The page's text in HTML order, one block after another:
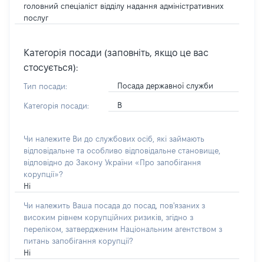
головний спеціаліст відділу надання адміністративних
послуг
Категорія посади (заповніть, якщо це вас
стосується):
Тип посади: Посада державної служби
Категорія посади: В
Чи належите Ви до службових осіб, які займають
відповідальне та особливо відповідальне становище,
відповідно до Закону України «Про запобігання
корупції»?
Ні
Чи належить Ваша посада до посад, пов'язаних з
високим рівнем корупційних ризиків, згідно з
переліком, затвердженим Національним агентством з
питань запобігання корупції?
Ні